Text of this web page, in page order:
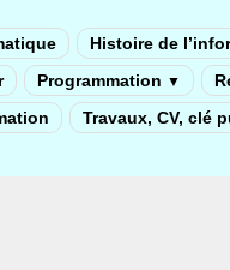
Histoire de
Programmation ▼
Travaux, CV, clé